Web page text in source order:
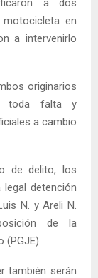
en
a intervenirlo
originarios
toda falta y
a cambio
de delito, los
detención
N. y Areli N.
de la
también serán